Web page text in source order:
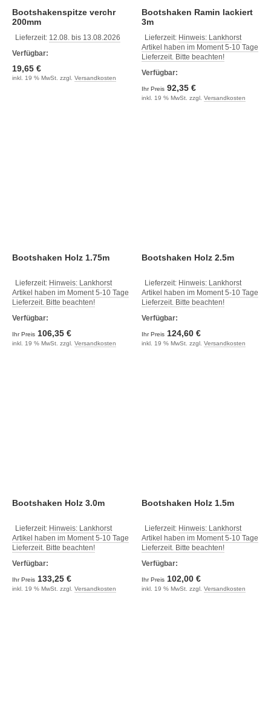
Bootshakenspitze verchr
200mm
Lieferzeit: 12.08. bis 13.08.2026
Verfügbar:
19,65 €
inkl. 19 % MwSt. zzgl. Versandkosten
Bootshaken Ramin lackiert
3m
Lieferzeit: Hinweis: Lankhorst
Artikel haben im Moment 5-10 Tage
Lieferzeit. Bitte beachten!
Verfügbar:
Ihr Preis 92,35 €
inkl. 19 % MwSt. zzgl. Versandkosten
Bootshaken Holz 1.75m
Lieferzeit: Hinweis: Lankhorst
Artikel haben im Moment 5-10 Tage
Lieferzeit. Bitte beachten!
Verfügbar:
Ihr Preis 106,35 €
inkl. 19 % MwSt. zzgl. Versandkosten
Bootshaken Holz 2.5m
Lieferzeit: Hinweis: Lankhorst
Artikel haben im Moment 5-10 Tage
Lieferzeit. Bitte beachten!
Verfügbar:
Ihr Preis 124,60 €
inkl. 19 % MwSt. zzgl. Versandkosten
Bootshaken Holz 3.0m
Lieferzeit: Hinweis: Lankhorst
Artikel haben im Moment 5-10 Tage
Lieferzeit. Bitte beachten!
Verfügbar:
Ihr Preis 133,25 €
inkl. 19 % MwSt. zzgl. Versandkosten
Bootshaken Holz 1.5m
Lieferzeit: Hinweis: Lankhorst
Artikel haben im Moment 5-10 Tage
Lieferzeit. Bitte beachten!
Verfügbar:
Ihr Preis 102,00 €
inkl. 19 % MwSt. zzgl. Versandkosten